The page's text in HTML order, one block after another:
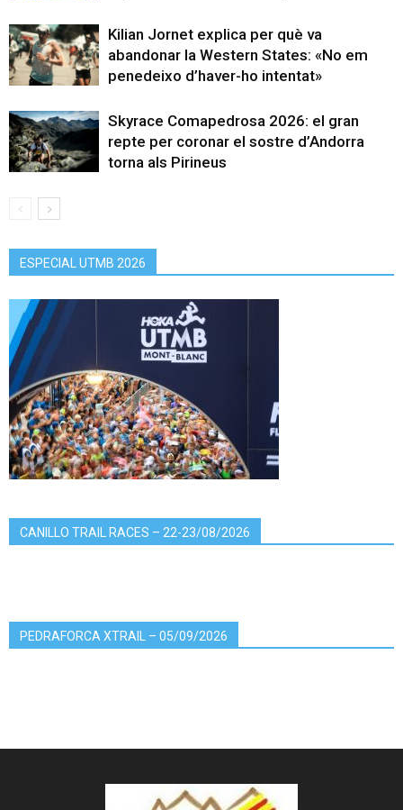
Kilian Jornet explica per què va
abandonar la Western States: «No em
penedeixo d’haver-ho intentat»
Skyrace Comapedrosa 2026: el gran
repte per coronar el sostre d’Andorra
torna als Pirineus
ESPECIAL UTMB 2026
CANILLO TRAIL RACES – 22-23/08/2026
PEDRAFORCA XTRAIL – 05/09/2026